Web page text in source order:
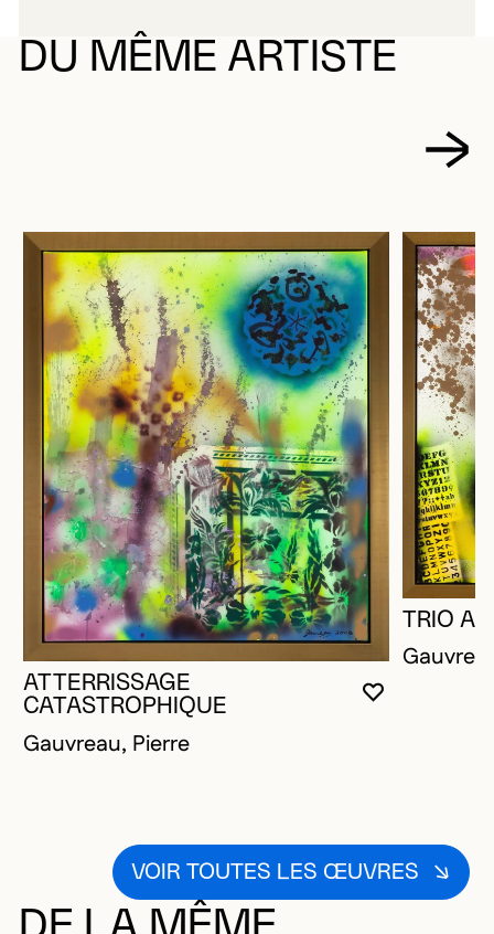
DU MÊME ARTISTE
VOUS
FERMER
OUVRIR LA
ATTERRISSAGE
CATASTROPHIQUE
Gauvreau, Pierre
TRIO
VOIR TOUTES LES ŒUVRES